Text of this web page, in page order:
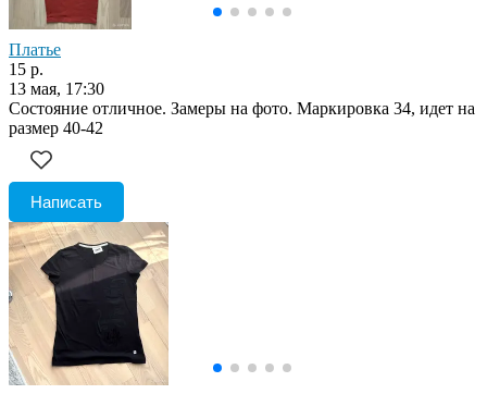
Платье
15 р.
13 мая, 17:30
Состояние отличное. Замеры на фото. Маркировка 34, идет на
размер 40-42
Написать